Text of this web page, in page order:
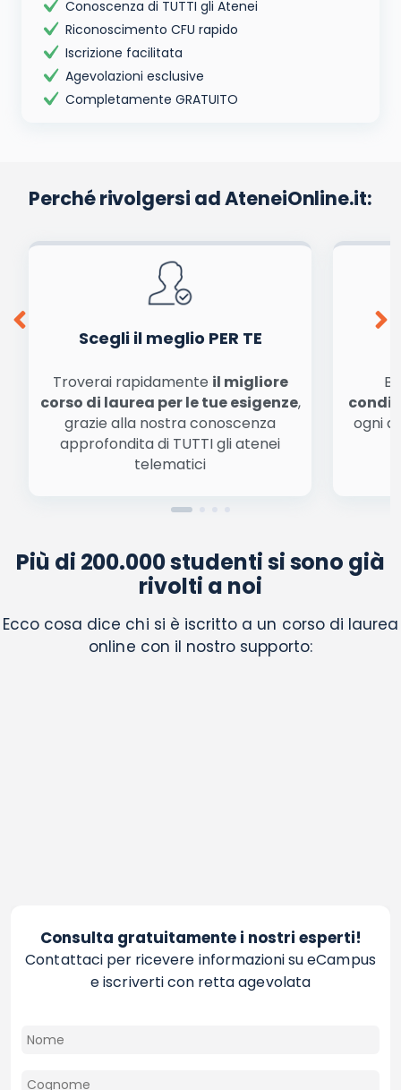
Conoscenza di TUTTI gli Atenei
Riconoscimento CFU rapido
Iscrizione facilitata
Agevolazioni esclusive
Completamente GRATUITO
Perché rivolgersi ad AteneiOnline.it:
Scegli il meglio PER TE
Troverai rapidamente il migliore
corso di laurea per le tue esigenze,
grazie alla nostra conoscenza
approfondita di TUTTI gli atenei
telematici
ogni
Più di 200.000 studenti si sono già
rivolti a noi
Ecco cosa dice chi si è iscritto a un corso di laurea
online con il nostro supporto:
Consulta gratuitamente i nostri esperti!
Contattaci per ricevere informazioni su eCampus
e iscriverti con retta agevolata